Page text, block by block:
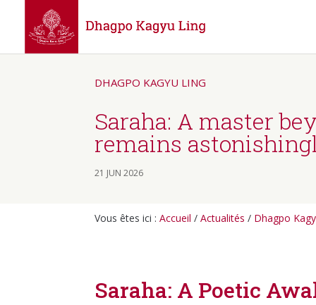
DHAGPO KAGYU LING
Saraha: A master
remains
21 JUN 2026
Vous êtes ici :Accueil /Actualités / Dhagpo
Saraha: A Poetic